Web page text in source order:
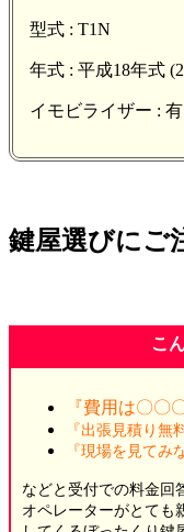
型式 : T1N
年式 : 平成18年式
イモビライザー : 有
鍵屋選びに
こ
『費用は〇〇
『出張見積り無
『現場を見てみ
などと受付での料金回
オペレーターがとても